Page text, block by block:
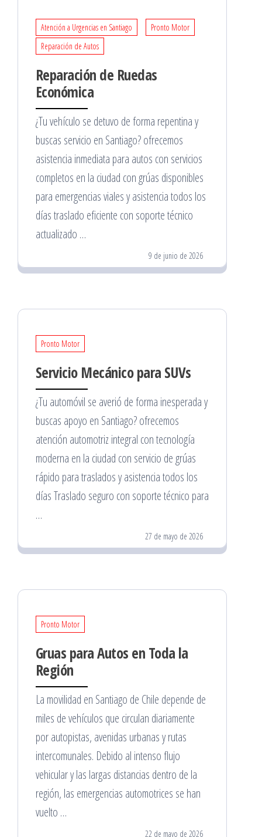
Atención a Urgencias en Santiago
Pronto Motor
Reparación de Autos
Reparación de Ruedas
Económica
¿Tu vehículo se detuvo de forma repentina y
buscas servicio en Santiago? ofrecemos
asistencia inmediata para autos con servicios
completos en la ciudad con grúas disponibles
para emergencias viales y asistencia todos los
días traslado eficiente con soporte técnico
actualizado …
9 de junio de 2026
Pronto Motor
Servicio Mecánico para SUVs
¿Tu automóvil se averió de forma inesperada y
buscas apoyo en Santiago? ofrecemos
atención automotriz integral con tecnología
moderna en la ciudad con servicio de grúas
rápido para traslados y asistencia todos los
días Traslado seguro con soporte técnico para
…
27 de mayo de 2026
Pronto Motor
Gruas para Autos en Toda la
Región
La movilidad en Santiago de Chile depende de
miles de vehículos que circulan diariamente
por autopistas, avenidas urbanas y rutas
intercomunales. Debido al intenso flujo
vehicular y las largas distancias dentro de la
región, las emergencias automotrices se han
vuelto …
22 de mayo de 2026